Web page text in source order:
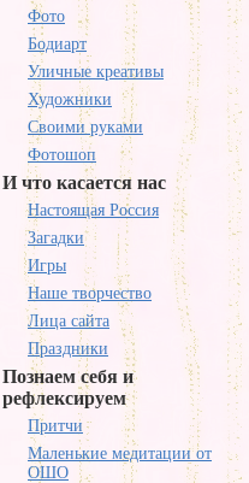
Фото
Бодиарт
Уличные креативы
Художники
Своими руками
Фотошоп
И что касается нас
Настоящая Россия
Загадки
Игры
Наше творчество
Лица сайта
Праздники
Познаем себя и
рефлексируем
Притчи
Маленькие медитации от
ОШО